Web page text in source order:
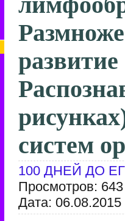
систем
100 ДНЕЙ ДО
Просмотров:
Дата: 06.08.2015